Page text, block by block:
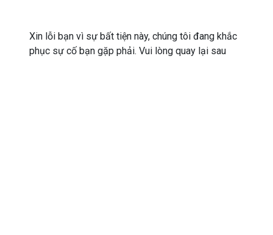
Xin lỗi bạn vì sự bất tiện này, chúng tôi đang khắc
phục sự cố bạn gặp phải. Vui lòng quay lại sau